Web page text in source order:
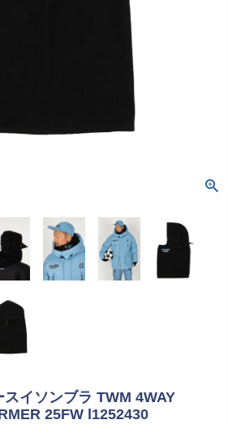
イソンブラ TWM 4WAY
25FW l1252430